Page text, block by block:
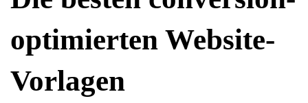
optimierten Website-
Vorlagen